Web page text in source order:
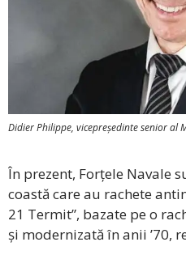
Didier Philippe, vicepreședinte senior al
În prezent, Forțele Navale
coastă care au rachete
21 Termit”, bazate pe o
și modernizată în anii ’70,